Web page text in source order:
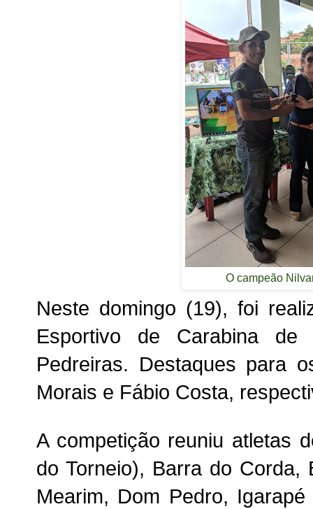
O campeão
Neste domingo (19), foi
Esportivo de Carabina
Pedreiras. Destaques para
Morais e Fábio Costa,
A competição reuniu atletas
do Torneio), Barra do Corda,
Mearim, Dom Pedro,